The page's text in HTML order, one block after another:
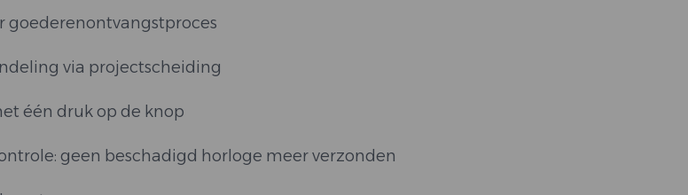
goederenontvangstproces
via projectscheiding
één druk op de knop
geen beschadigd horloge meer verzonden